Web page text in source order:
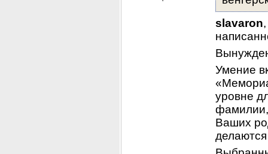
slavaron
Умение
уровне
фамилии,
Ваших
делаются